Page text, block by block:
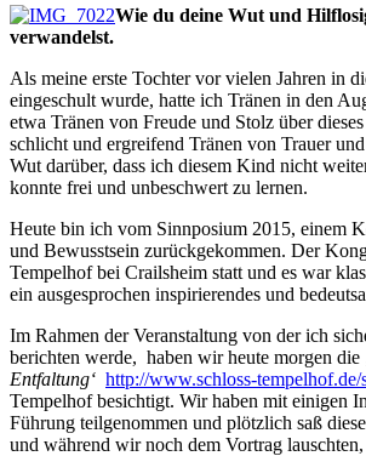
Wie du deine Wut und
verwandelst.
Als meine erste Tochter vor vielen Jahren in
eingeschult wurde, hatte ich Tränen in den
etwa Tränen von Freude und Stolz über
schlicht und ergreifend Tränen von Trauer
Wut darüber, dass ich diesem Kind nicht
konnte frei und unbeschwert zu lernen.
Heute bin ich vom Sinnposium 2015, einem
und Bewusstsein zurückgekommen. Der
Tempelhof bei Crailsheim statt und es war
ein ausgesprochen inspirierendes und
Im Rahmen der Veranstaltung von der ich
berichten werde, haben wir heute morgen die
Entfaltung‘ http://www.schloss-tempelhof.de/
Tempelhof besichtigt. Wir haben mit einigen
Führung teilgenommen und plötzlich saß
und während wir noch dem Vortrag